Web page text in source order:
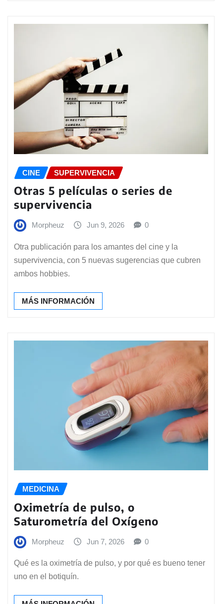
CINE SUPERVIVENCIA
Otras 5 películas o series de
supervivencia
Morpheuz Jun 9, 2026 0
Otra publicación para los amantes del cine y la
supervivencia, con 5 nuevas sugerencias que cubren
ambos hobbies.
MÁS INFORMACIÓN
MEDICINA
Oximetría de pulso, o
Saturometría del Oxígeno
Morpheuz Jun 7, 2026 0
Qué es la oximetría de pulso, y por qué es bueno tener
uno en el botiquín.